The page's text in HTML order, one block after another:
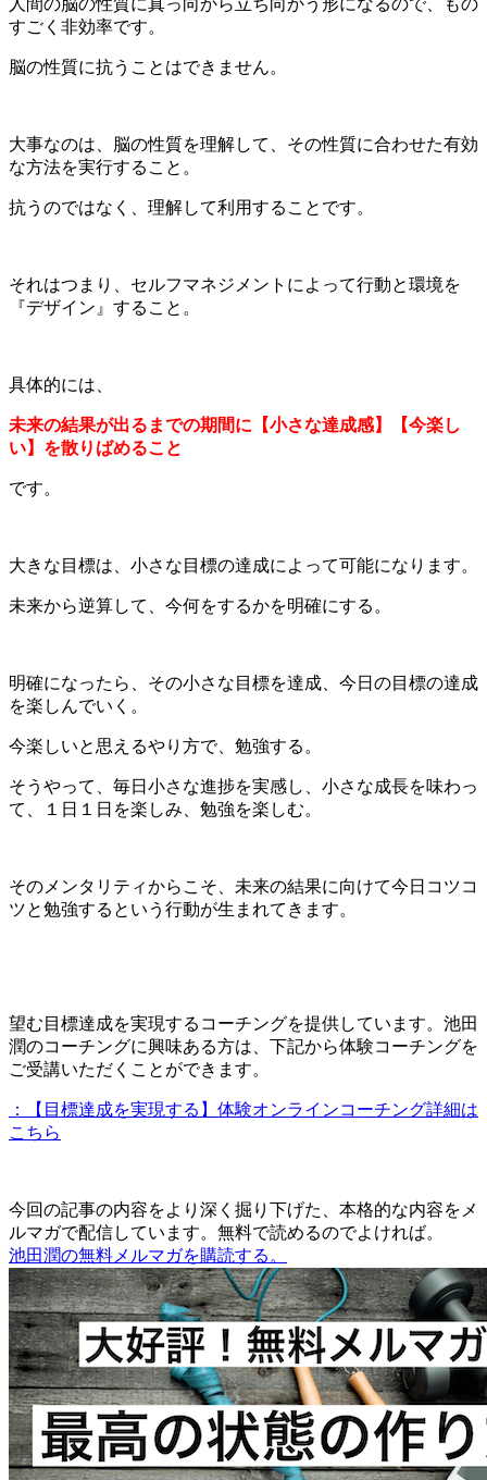
すごく非効率です。
脳の性質に抗うことはできません。
大事なのは、脳の性質を理解して、その性質に合わせた有効
な方法を実行すること。
抗うのではなく、理解して利用することです。
それはつまり、セルフマネジメントによって行動と環境を
『デザイン』すること。
具体的には、
未来の結果が出るまでの期間に【小さな達成感】【今楽し
い】を散りばめること
です。
大きな目標は、小さな目標の達成によって可能になります。
未来から逆算して、今何をするかを明確にする。
明確になったら、その小さな目標を達成、今日の目標の達成
を楽しんでいく。
今楽しいと思えるやり方で、勉強する。
そうやって、毎日小さな進捗を実感し、小さな成長を味わっ
て、１日１日を楽しみ、勉強を楽しむ。
そのメンタリティからこそ、未来の結果に向けて今日コツコ
ツと勉強するという行動が生まれてきます。
望む目標達成を実現するコーチングを提供しています。池田
潤のコーチングに興味ある方は、下記から体験コーチングを
ご受講いただくことができます。
：【目標達成を実現する】体験オンラインコーチング詳細は
こちら
今回の記事の内容をより深く掘り下げた、本格的な内容をメ
ルマガで配信しています。無料で読めるのでよければ。
池田潤の無料メルマガを購読する。